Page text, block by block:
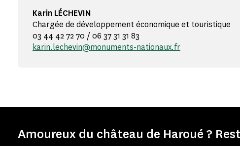
Karin LÉCHEVIN
Chargée de développement économique et touristique
03 44 42 72 70 / 06 37 31 31 83
karin.lechevin@monuments-nationaux.fr
Amoureux du château de Haroué ?